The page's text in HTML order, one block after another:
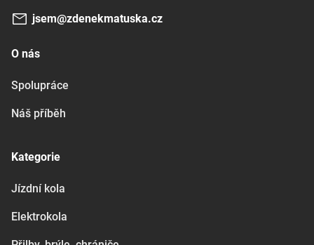
jsem@zdenekmatuska.cz
O nás
Spolupráce
Náš příběh
Kategorie
Jízdní kola
Elektrokola